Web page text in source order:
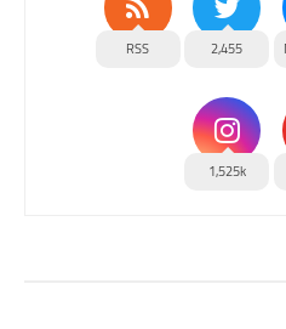
2,455
RSS
1,525k